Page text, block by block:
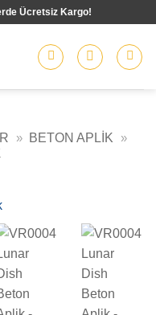
Ücretsiz Kargo!
» BETON APLIK
»